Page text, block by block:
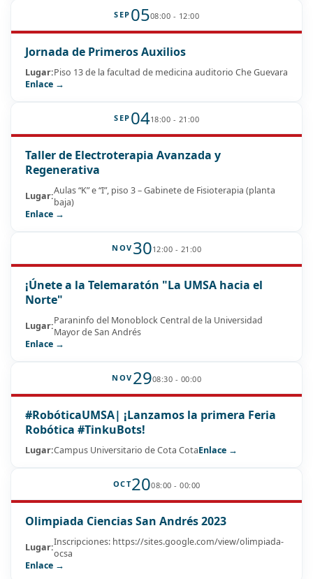
SEP 0508:00 - 12:00
Jornada de Primeros Auxilios
Lugar:Piso 13 de la facultad de medicina auditorio Che Guevara
Enlace →
SEP 0418:00 - 21:00
Taller de Electroterapia Avanzada y
Regenerativa
Lugar:Aulas “K” e “I”, piso 3 – Gabinete de Fisioterapia (planta
baja)
Enlace →
NOV 3012:00 - 21:00
¡Únete a la Telemaratón "La UMSA hacia el
Norte"
Lugar:Paraninfo del Monoblock Central de la Universidad
Mayor de San Andrés
Enlace →
NOV 2908:30 - 00:00
#RobóticaUMSA| ¡Lanzamos la primera Feria
Robótica #TinkuBots!
Lugar:Campus Universitario de Cota CotaEnlace →
OCT2008:00 - 00:00
Olimpiada Ciencias San Andrés 2023
Lugar:Inscripciones: https://sites.google.com/view/olimpiada-
ocsa
Enlace →